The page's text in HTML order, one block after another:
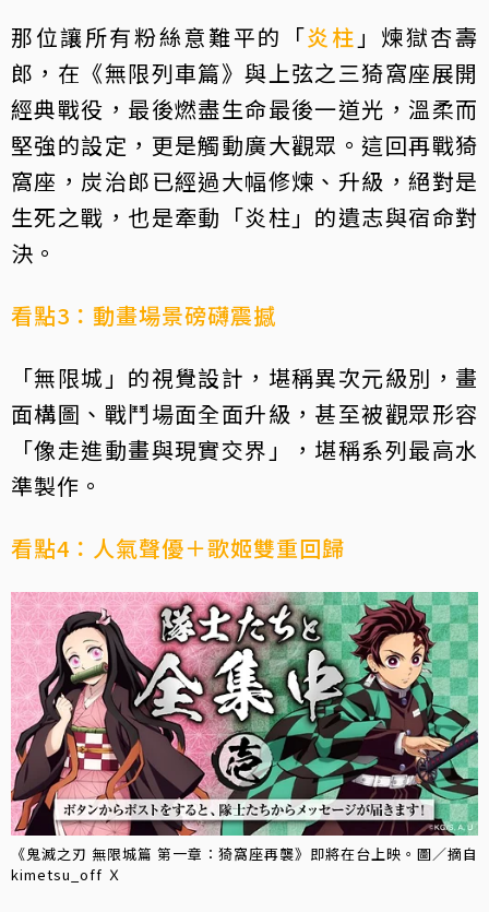
那位讓所有粉絲意難平的「炎柱 」煉獄杏壽
郎，在《無限列車篇》與上弦之三猗窩座展開
經典戰役，最後燃盡生命最後一道光，溫柔而
堅強的設定，更是觸動廣大觀眾。這回再戰猗
窩座，炭治郎已經過大幅修煉、升級，絕對是
生死之戰，也是牽動「炎柱」的遺志與宿命對
決。
看點3：動畫場景磅礴震撼
「無限城」的視覺設計，堪稱異次元級別，畫
面構圖、戰鬥場面全面升級，甚至被觀眾形容
「像走進動畫與現實交界」，堪稱系列最高水
準製作。
看點4：人氣聲優＋歌姬雙重回歸
《鬼滅之刃 無限城篇 第一章：猗窩座再襲》即將在台上映。圖／摘自
kimetsu_off Ｘ